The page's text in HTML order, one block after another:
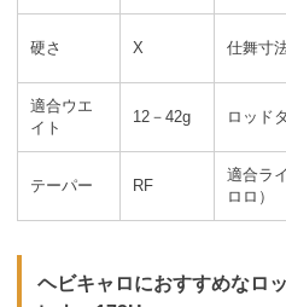
硬さ X 仕舞寸
適合ウエ
イト
12－42g ロッド
テーパー RF
適合ラ
ロロ）
ヘビキャロにおすすめな